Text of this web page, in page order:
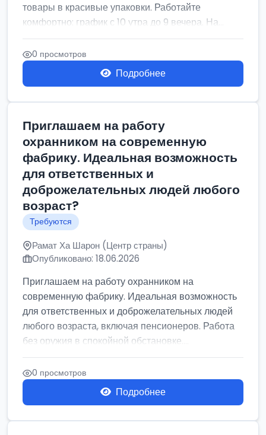
товары в красивые упаковки. Работайте
комфортно: график с 10 утра до 9 вечера. На...
0 просмотров
Подробнее
Приглашаем на работу
охранником на современную
фабрику. Идеальная возможность
для ответственных и
доброжелательных людей любого
возраст?
Требуются
Рамат Ха Шарон (Центр страны)
Опубликовано: 18.06.2026
Приглашаем на работу охранником на
современную фабрику. Идеальная возможность
для ответственных и доброжелательных людей
любого возраста, включая пенсионеров. Работа
без оружия в спокойной обстановке....
0 просмотров
Подробнее